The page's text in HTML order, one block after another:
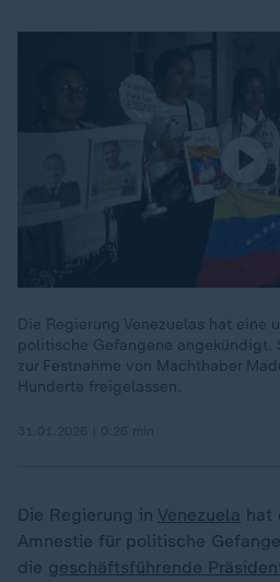
Die Regierung Venezuelas hat eine
politische Gefangene angekündigt.
zur Festnahme von Machthaber
Hunderte freigelassen.
Die Regierung in Venezuela hat
Amnestie für politische
die geschäftsführende